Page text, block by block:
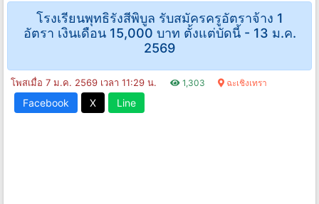
โรงเรียนพุทธิรังสีพิบูล รับสมัครครูอัตราจ้าง 1
อัตรา เงินเดือน 15,000 บาท ตั้งแต่บัดนี้ - 13 ม.ค.
2569
โพสเมื่อ 7 ม.ค. 2569 เวลา 11:29 น. 1,303 ฉะเชิงเทรา
Facebook X Line